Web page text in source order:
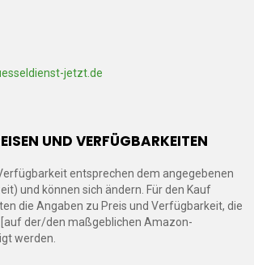
jetzt.de
UND VERFÜGBARKEITEN
entsprechen dem angegebenen
und können sich ändern. Für den Kauf
die Angaben zu Preis und Verfügbarkeit, die
der/den maßgeblichen Amazon-
werden.